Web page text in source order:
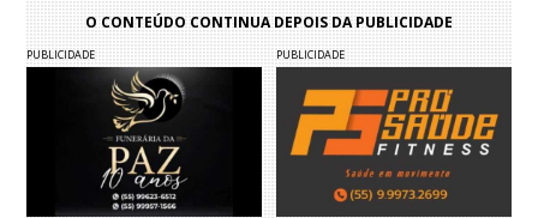
O CONTEÚDO CONTINUA DEPOIS DA PUBLICIDADE
PUBLICIDADE PUBLICIDADE